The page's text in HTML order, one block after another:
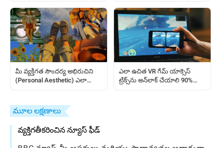
మీ వ్యక్తిగత సౌందర్య అభిరుచిని
(Personal Aesthetic) ఎలా
ఎలా ఉచిత VR గేమ్ యాక్సెస్
ట్రిక్స్‌ను అన్‌లాక్ చేయాలి 90%
మూల లక్షణాలు
వ్యక్తిగతీకరించిన న్యూస్ ఫీడ్